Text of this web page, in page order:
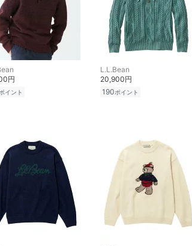
円
ポイント
L.L.Bean
20,900円
190ポイント